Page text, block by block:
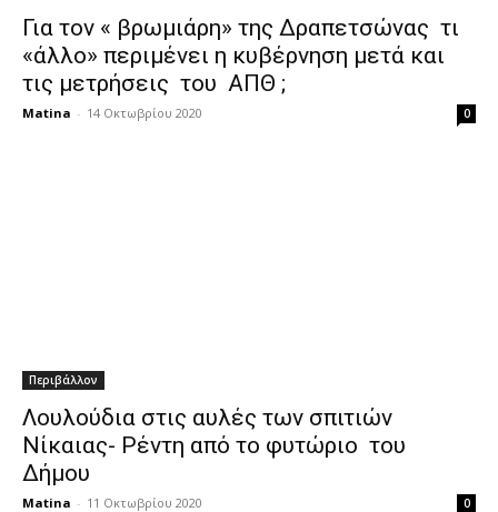
Για τον « βρωμιάρη» της Δραπετσώνας τι
«άλλο» περιμένει η κυβέρνηση μετά και
τις μετρήσεις του ΑΠΘ ;
Matina - 14 Οκτωβρίου 2020 0
Περιβάλλον
Λουλούδια στις αυλές των σπιτιών
Νίκαιας- Ρέντη από το φυτώριο του
Δήμου
Matina - 11 Οκτωβρίου 2020 0